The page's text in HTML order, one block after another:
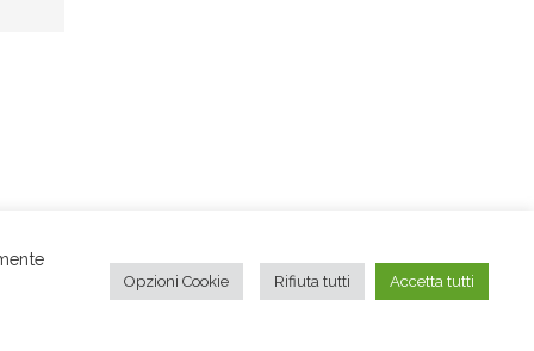
•
Opzioni Cookie Rifiuta tutti Accetta tutti